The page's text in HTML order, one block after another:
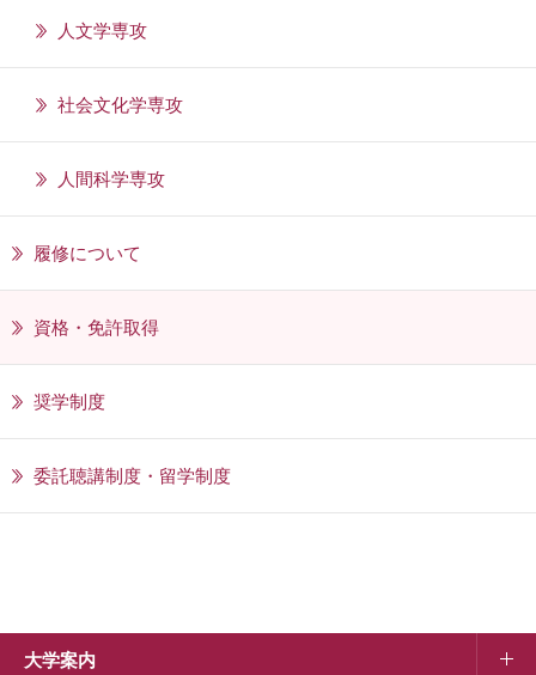
人文学専攻
社会文化学専攻
人間科学専攻
履修について
資格・免許取得
奨学制度
委託聴講制度・留学制度
大学案内